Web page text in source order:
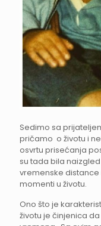
Sedimo sa
pričamo o životu i
osvrtu prisećanja
su tada bila
vremenske
momenti u životu.
Ono što je
životu je činjenica